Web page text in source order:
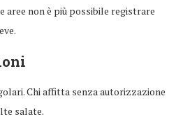
aree non è più possibile registrare
Chi affitta senza autorizzazione
salate.